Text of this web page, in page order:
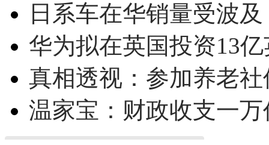
日系车在华销量受波
华为拟在英国投资13
真相透视：参加养老
温家宝：财政收支一